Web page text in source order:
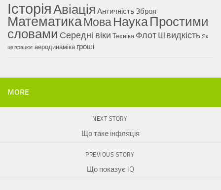
ІсторіяАвіація АнтичністьЗброя
МатематикаМоваНаукаПростими
словами Середні віки Техніка Флот Швидкість Як
це працює аеродинаміка гроші
MORE
NEXT STORY
Що таке інфляція
PREVIOUS STORY
Що показує IQ